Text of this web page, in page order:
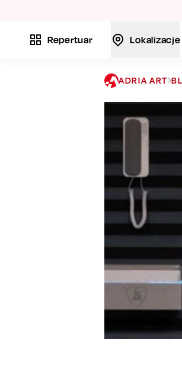
Repertuar Lokalizacje
ADRIA ART